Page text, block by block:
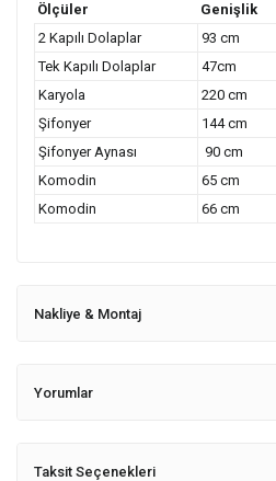
Ölçüler Genişlik
2 Kapılı Dolaplar
93 cm
Tek Kapılı Dolaplar
47cm
Karyola
220 cm
Şifonyer
144 cm
Şifonyer Aynası
90 cm
Komodin
65 cm
Komodin
66 cm
Nakliye & Montaj
Yorumlar
Taksit Seçenekleri